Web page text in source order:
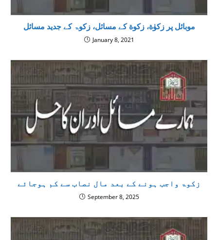
موبائل پر زکوٰة، زكوة كے مسائل، زکوۃ کے جدید مسائل
January 8, 2021
زکوۃ واجب ہونے کے بعد مال نصاب سے کم ہوجائے
September 8, 2025